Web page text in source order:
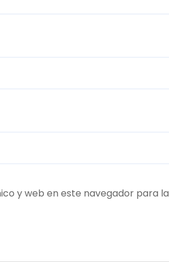
y web en este navegador para